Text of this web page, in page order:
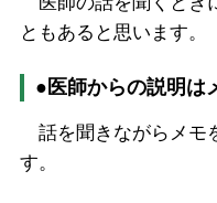
ともあると思います。
●医師からの説明は
話を聞きながらメモ
す。